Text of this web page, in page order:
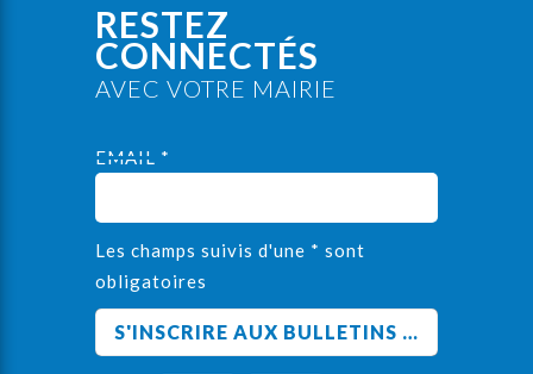
RESTEZ
CONNECTÉS
AVEC VOTRE MAIRIE
EMAIL *
Les champs suivis d'une * sont
obligatoires